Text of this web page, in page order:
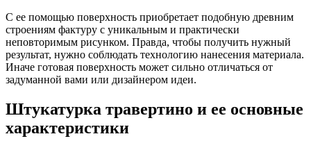
С ее помощью поверхность приобретает подобную древним
строениям фактуру с уникальным и практически
неповторимым рисунком. Правда, чтобы получить нужный
результат, нужно соблюдать технологию нанесения материала.
Иначе готовая поверхность может сильно отличаться от
задуманной вами или дизайнером идеи.
Штукатурка травертино и ее основные
характеристики